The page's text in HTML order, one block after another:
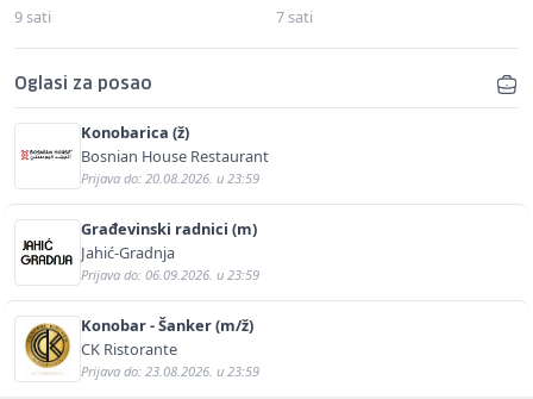
9 sati 7 sati
Oglasi za posao
Konobarica (ž)
Bosnian House Restaurant
Prijava do: 20.08.2026. u 23:59
Građevinski radnici (m)
Jahić-Gradnja
Prijava do: 06.09.2026. u 23:59
Konobar - Šanker (m/ž)
CK Ristorante
Prijava do: 23.08.2026. u 23:59